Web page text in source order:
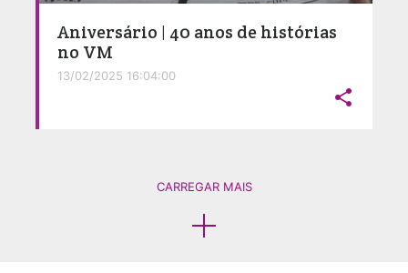
Aniversário | 40 anos de histórias
no VM
13/02/2025 16:04:00

CARREGAR MAIS